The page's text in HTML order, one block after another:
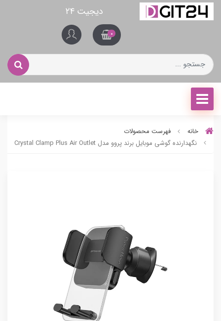
دیجیت ۲۴
0
خانه
فهرست محصولات
نگهدارنده گوشی موبایل برند پروو مدل Crystal Clamp Plus Air Outlet